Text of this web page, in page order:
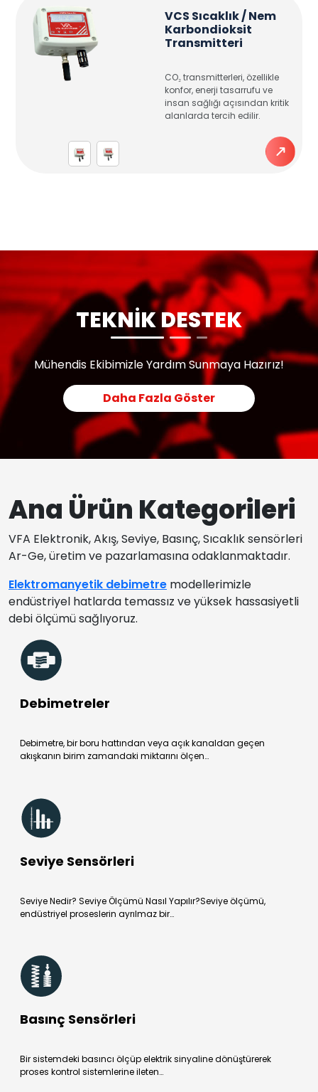
VCS Sıcaklık / Nem
Karbondioksit
Transmitteri
CO₂ transmitterleri, özellikle
konfor, enerji tasarrufu ve
insan sağlığı açısından kritik
alanlarda tercih edilir.
TEKNİK DESTEK
Mühendis Ekibimizle Yardım Sunmaya Hazırız!
Daha Fazla Göster
Ana Ürün Kategorileri
VFA Elektronik, Akış, Seviye, Basınç, Sıcaklık sensörleri
Ar-Ge, üretim ve pazarlamasına odaklanmaktadır.
Elektromanyetik debimetre modellerimizle
endüstriyel hatlarda temassız ve yüksek hassasiyetli
debi ölçümü sağlıyoruz.
Debimetreler
Debimetre, bir boru hattından veya açık kanaldan geçen
akışkanın birim zamandaki miktarını ölçen…
Seviye Sensörleri
Seviye Nedir? Seviye Ölçümü Nasıl Yapılır?Seviye ölçümü,
endüstriyel proseslerin ayrılmaz bir…
Basınç Sensörleri
Bir sistemdeki basıncı ölçüp elektrik sinyaline dönüştürerek
proses kontrol sistemlerine ileten…